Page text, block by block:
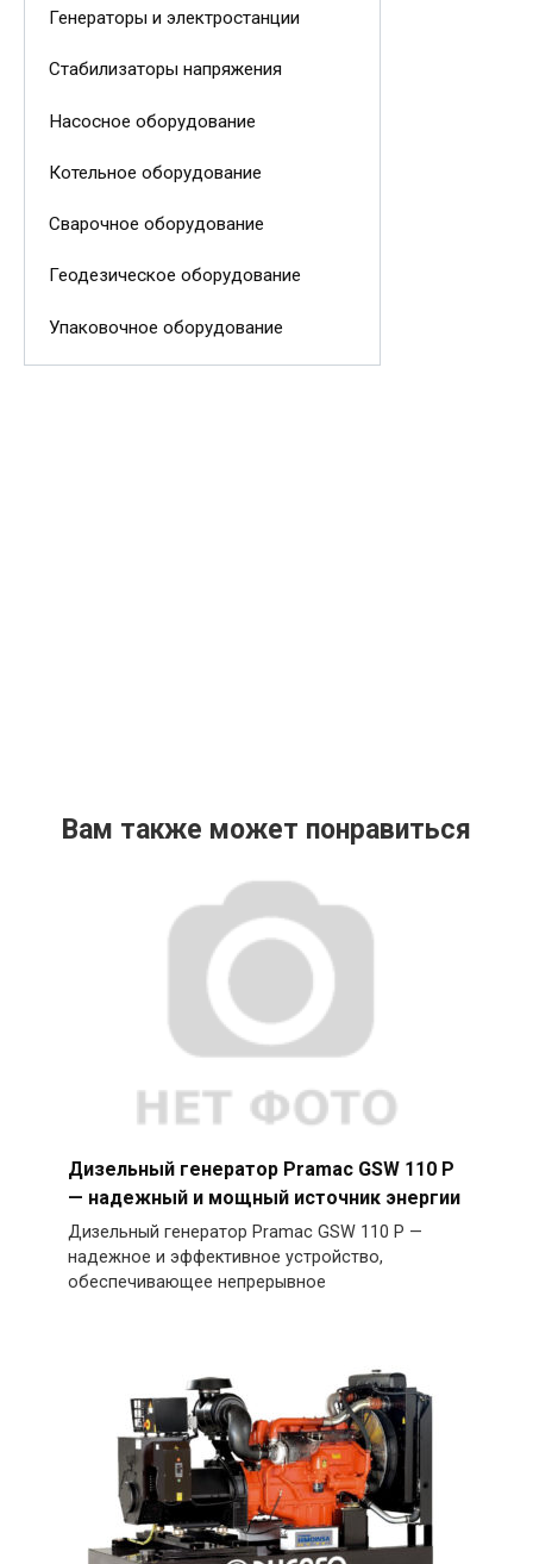
Генераторы и электростанции
Стабилизаторы напряжения
Насосное оборудование
Котельное оборудование
Сварочное оборудование
Геодезическое оборудование
Упаковочное оборудование
Вам также может понравиться
Дизельный генератор Pramac GSW 110 P
— надежный и мощный источник энергии
Дизельный генератор Pramac GSW 110 P —
надежное и эффективное устройство,
обеспечивающее непрерывное